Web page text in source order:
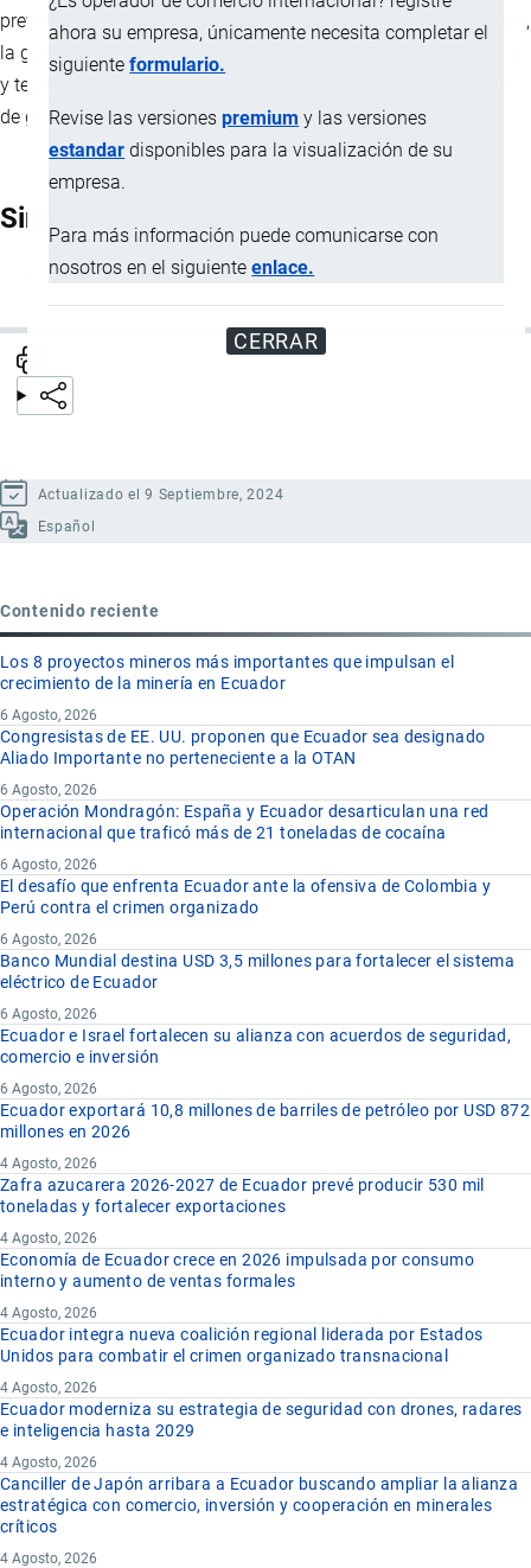
ahora su empresa, únicamente necesita completar el
siguienteformulario.
Revise las versionespremium y las versiones
estandar disponibles para la visualización de su
empresa.
Para más información puede comunicarse con
nosotros en el siguienteenlace.
CERRAR
prevención de enfermedades, promoción de la salud e igualdad,
la gobernanza de salud, investigación y desarrollo de la ciencia
y tecnología; articulación de los actores del sistema, con el fin
de garantizar el derecho a la Salud.
Sinónimos
MSP
Actualizado el 9 Septiembre, 2024
Español
Contenido reciente
Los 8 proyectos mineros más importantes que impulsan el
crecimiento de la minería en Ecuador
6 Agosto, 2026
Congresistas de EE. UU. proponen que Ecuador sea designado
Aliado Importante no perteneciente a la OTAN
6 Agosto, 2026
Operación Mondragón: España y Ecuador desarticulan una red
internacional que traficó más de 21 toneladas de cocaína
6 Agosto, 2026
El desafío que enfrenta Ecuador ante la ofensiva de Colombia y
Perú contra el crimen organizado
6 Agosto, 2026
Banco Mundial destina USD 3,5 millones para fortalecer el sistema
eléctrico de Ecuador
6 Agosto, 2026
Ecuador e Israel fortalecen su alianza con acuerdos de seguridad,
comercio e inversión
6 Agosto, 2026
Ecuador exportará 10,8 millones de barriles de petróleo por USD 872
millones en 2026
4 Agosto, 2026
Zafra azucarera 2026-2027 de Ecuador prevé producir 530 mil
toneladas y fortalecer exportaciones
4 Agosto, 2026
Economía de Ecuador crece en 2026 impulsada por consumo
interno y aumento de ventas formales
4 Agosto, 2026
Ecuador integra nueva coalición regional liderada por Estados
Unidos para combatir el crimen organizado transnacional
4 Agosto, 2026
Ecuador moderniza su estrategia de seguridad con drones, radares
e inteligencia hasta 2029
4 Agosto, 2026
Canciller de Japón arribara a Ecuador buscando ampliar la alianza
estratégica con comercio, inversión y cooperación en minerales
críticos
4 Agosto, 2026